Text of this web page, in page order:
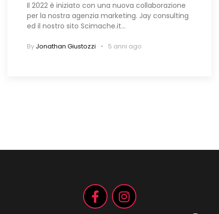
Il 2022 è iniziato con una nuova collaborazione
per la nostra agenzia marketing. Jay consulting
ed il nostro sito Scimache.it…
By Jonathan Giustozzi 5 anni ago